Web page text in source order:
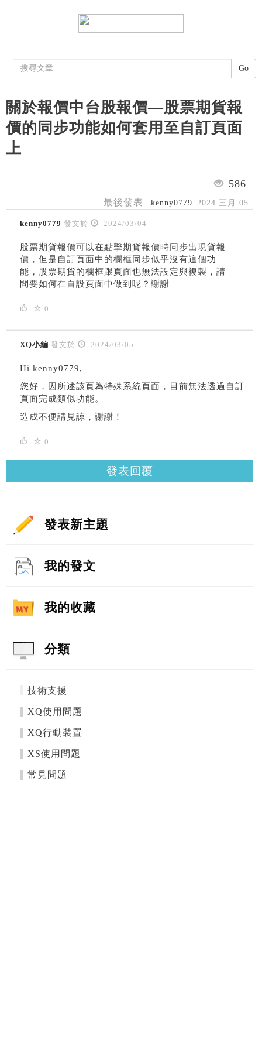
關於報價中台股報價—股票期貨報
價的同步功能如何套用至自訂頁面
上
586
最後發表 kenny0779 2024 三月 05
kenny0779 發文於 2024/03/04
股票期貨報價可以在點擊期貨報價時同步出現貨報
價，但是自訂頁面中的欄框同步似乎沒有這個功
能，股票期貨的欄框跟頁面也無法設定與複製，請
問要如何在自設頁面中做到呢？謝謝
0
XQ小編 發文於 2024/03/05
Hi kenny0779,
您好，因所述該頁為特殊系統頁面，目前無法透過自訂
頁面完成類似功能。
造成不便請見諒，謝謝！
0
發表回覆
Go
發表新主題
我的發文
我的收藏
分類
技術支援
XQ使用問題
XQ行動裝置
XS使用問題
常見問題